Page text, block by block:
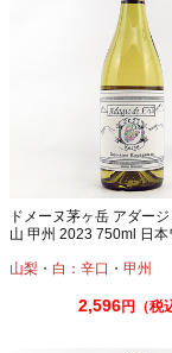
ドメーヌ茅ヶ岳 アダー
山 甲州 2023 750ml 日本
山梨 ・ 白：辛口 ・ 甲州
2,596円（税